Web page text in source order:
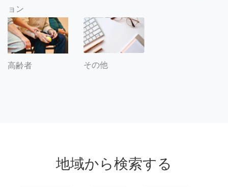
ョン
高齢者 その他
地域から検索する